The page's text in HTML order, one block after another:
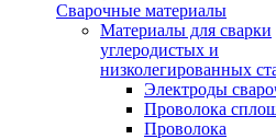
Сварочные материалы
Материалы для сварки
углеродистых и
низколегированных
Электроды
Проволока
Проволока